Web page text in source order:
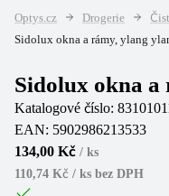
Optys.cz Drogerie
Sidolux okna a rámy, ylang
Sidolux okna a
Katalogové číslo:
EAN: 5902986213533
134,00 Kč / ks
110,74 Kč / ks bez DPH